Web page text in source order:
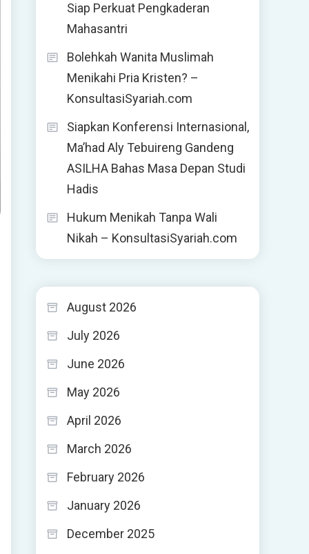
Siap Perkuat Pengkaderan
Mahasantri
Bolehkah Wanita Muslimah
Menikahi Pria Kristen? –
KonsultasiSyariah.com
Siapkan Konferensi Internasional,
Ma’had Aly Tebuireng Gandeng
ASILHA Bahas Masa Depan Studi
Hadis
Hukum Menikah Tanpa Wali
Nikah – KonsultasiSyariah.com
August 2026
July 2026
June 2026
May 2026
April 2026
March 2026
February 2026
January 2026
December 2025